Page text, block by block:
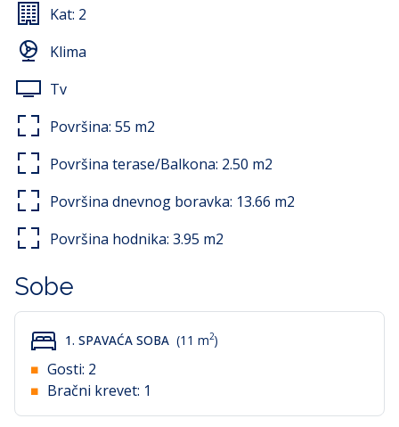
Kat: 2
Klima
Tv
Površina: 55 m2
Površina terase/Balkona: 2.50 m2
Površina dnevnog boravka: 13.66 m2
Površina hodnika: 3.95 m2
Sobe
1. SPAVAĆA SOBA (11 m2)
Gosti: 2
Bračni krevet: 1